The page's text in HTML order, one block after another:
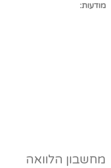
מודעות:
מחשבון הלוואה